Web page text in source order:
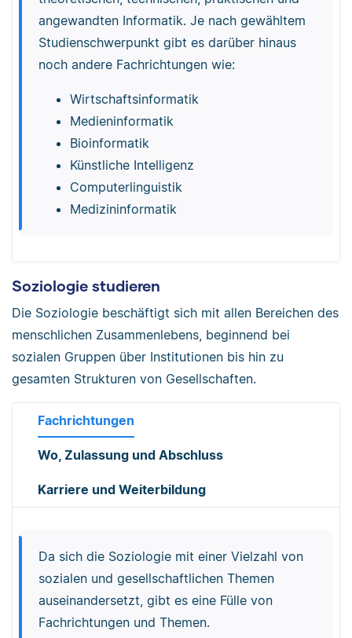
angewandten Informatik. Je nach gewähltem
Studienschwerpunkt gibt es darüber hinaus
noch andere Fachrichtungen wie:
Wirtschaftsinformatik
Medieninformatik
Bioinformatik
Künstliche Intelligenz
Computerlinguistik
Medizininformatik
Soziologie studieren
Die Soziologie beschäftigt sich mit allen Bereichen des
menschlichen Zusammenlebens, beginnend bei
sozialen Gruppen über Institutionen bis hin zu
gesamten Strukturen von Gesellschaften.
Fachrichtungen
Wo, Zulassung und Abschluss
Karriere und Weiterbildung
Da sich die Soziologie mit einer Vielzahl von
sozialen und gesellschaftlichen Themen
auseinandersetzt, gibt es eine Fülle von
Fachrichtungen und Themen.